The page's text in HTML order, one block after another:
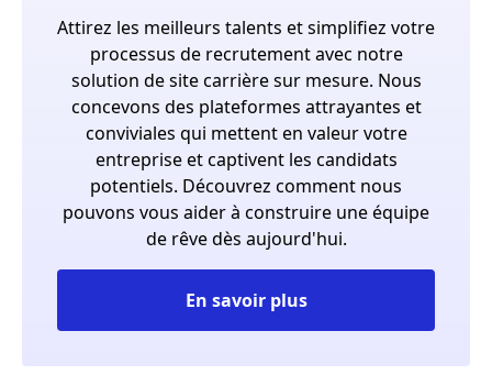
Attirez les meilleurs talents et simplifiez votre
processus de recrutement avec notre
solution de site carrière sur mesure. Nous
concevons des plateformes attrayantes et
conviviales qui mettent en valeur votre
entreprise et captivent les candidats
potentiels. Découvrez comment nous
pouvons vous aider à construire une équipe
de rêve dès aujourd'hui.
En savoir plus